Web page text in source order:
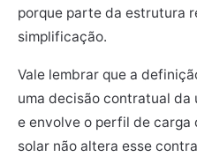
porque parte da estrutura
simplificação.
Vale lembrar que a
uma decisão contratual
e envolve o perfil de carga
solar não altera esse